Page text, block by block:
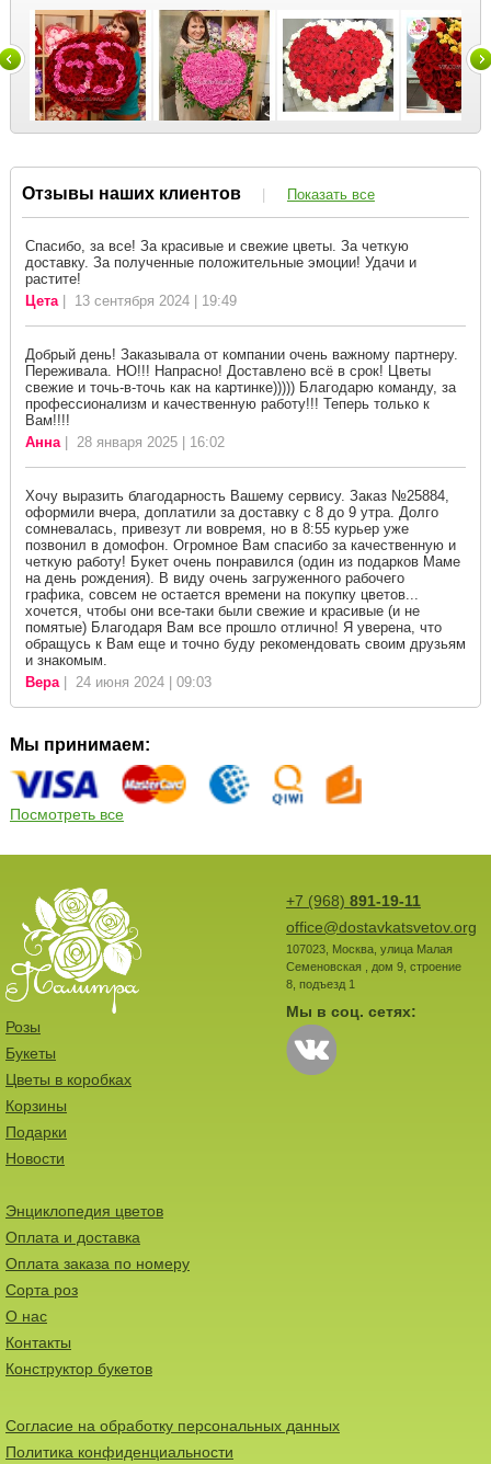
Отзывы наших клиентов | Показать все
Спасибо, за все! За красивые и свежие цветы. За четкую
доставку. За полученные положительные эмоции! Удачи и
растите!
Цета| 13 сентября 2024 | 19:49
Добрый день! Заказывала от компании очень важному партнеру.
Переживала. НО!!! Напрасно! Доставлено всё в срок! Цветы
свежие и точь-в-точь как на картинке))))) Благодарю команду, за
профессионализм и качественную работу!!! Теперь только к
Вам!!!!
Анна| 28 января 2025 | 16:02
Хочу выразить благодарность Вашему сервису. Заказ №25884,
оформили вчера, доплатили за доставку с 8 до 9 утра. Долго
сомневалась, привезут ли вовремя, но в 8:55 курьер уже
позвонил в домофон. Огромное Вам спасибо за качественную и
четкую работу! Букет очень понравился (один из подарков Маме
на день рождения). В виду очень загруженного рабочего
графика, совсем не остается времени на покупку цветов...
хочется, чтобы они все-таки были свежие и красивые (и не
помятые) Благодаря Вам все прошло отлично! Я уверена, что
обращусь к Вам еще и точно буду рекомендовать своим друзьям
и знакомым.
Вера| 24 июня 2024 | 09:03
Мы принимаем:
Посмотреть все
+7 (968) 891-19-11
office@dostavkatsvetov.org
107023, Москва, улица Малая
Семеновская , дом 9, строение
8, подъезд 1
Мы в соц. сетях:
Розы
Букеты
Цветы в коробках
Корзины
Подарки
Новости
Энциклопедия цветов
Оплата и доставка
Оплата заказа по номеру
Сорта роз
О нас
Контакты
Конструктор букетов
Согласие на обработку персональных данных
Политика конфиденциальности